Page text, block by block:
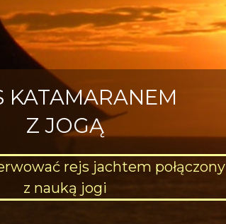
KATAMARANEM
Z JOGĄ
rejs jachtem połączony
z nauką jogi